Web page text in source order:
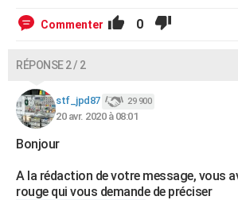
Commenter 0
RÉPONSE 2 / 2
stf_jpd87 29 900
20 avr. 2020 à 08:01
Bonjour
A la rédaction de votre message, vous
rouge qui vous demande de préciser